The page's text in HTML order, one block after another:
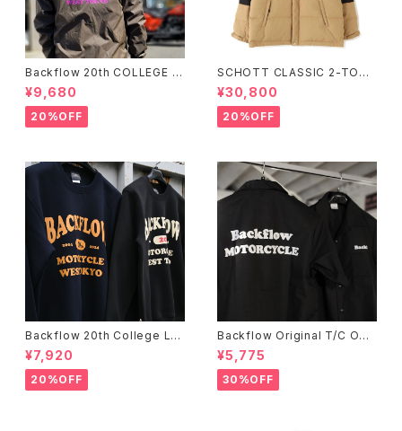
Backflow 20th COLLEGE C
OACH JACKET
¥9,680
20%OFF
SCHOTT CLASSIC 2-TONE
DOWN JACKET
¥30,800
20%OFF
Backflow 20th College Lo
go T/C Sweat
¥7,920
20%OFF
Backflow Original T/C Ope
n Collar S/S Work Shirt
¥5,775
30%OFF